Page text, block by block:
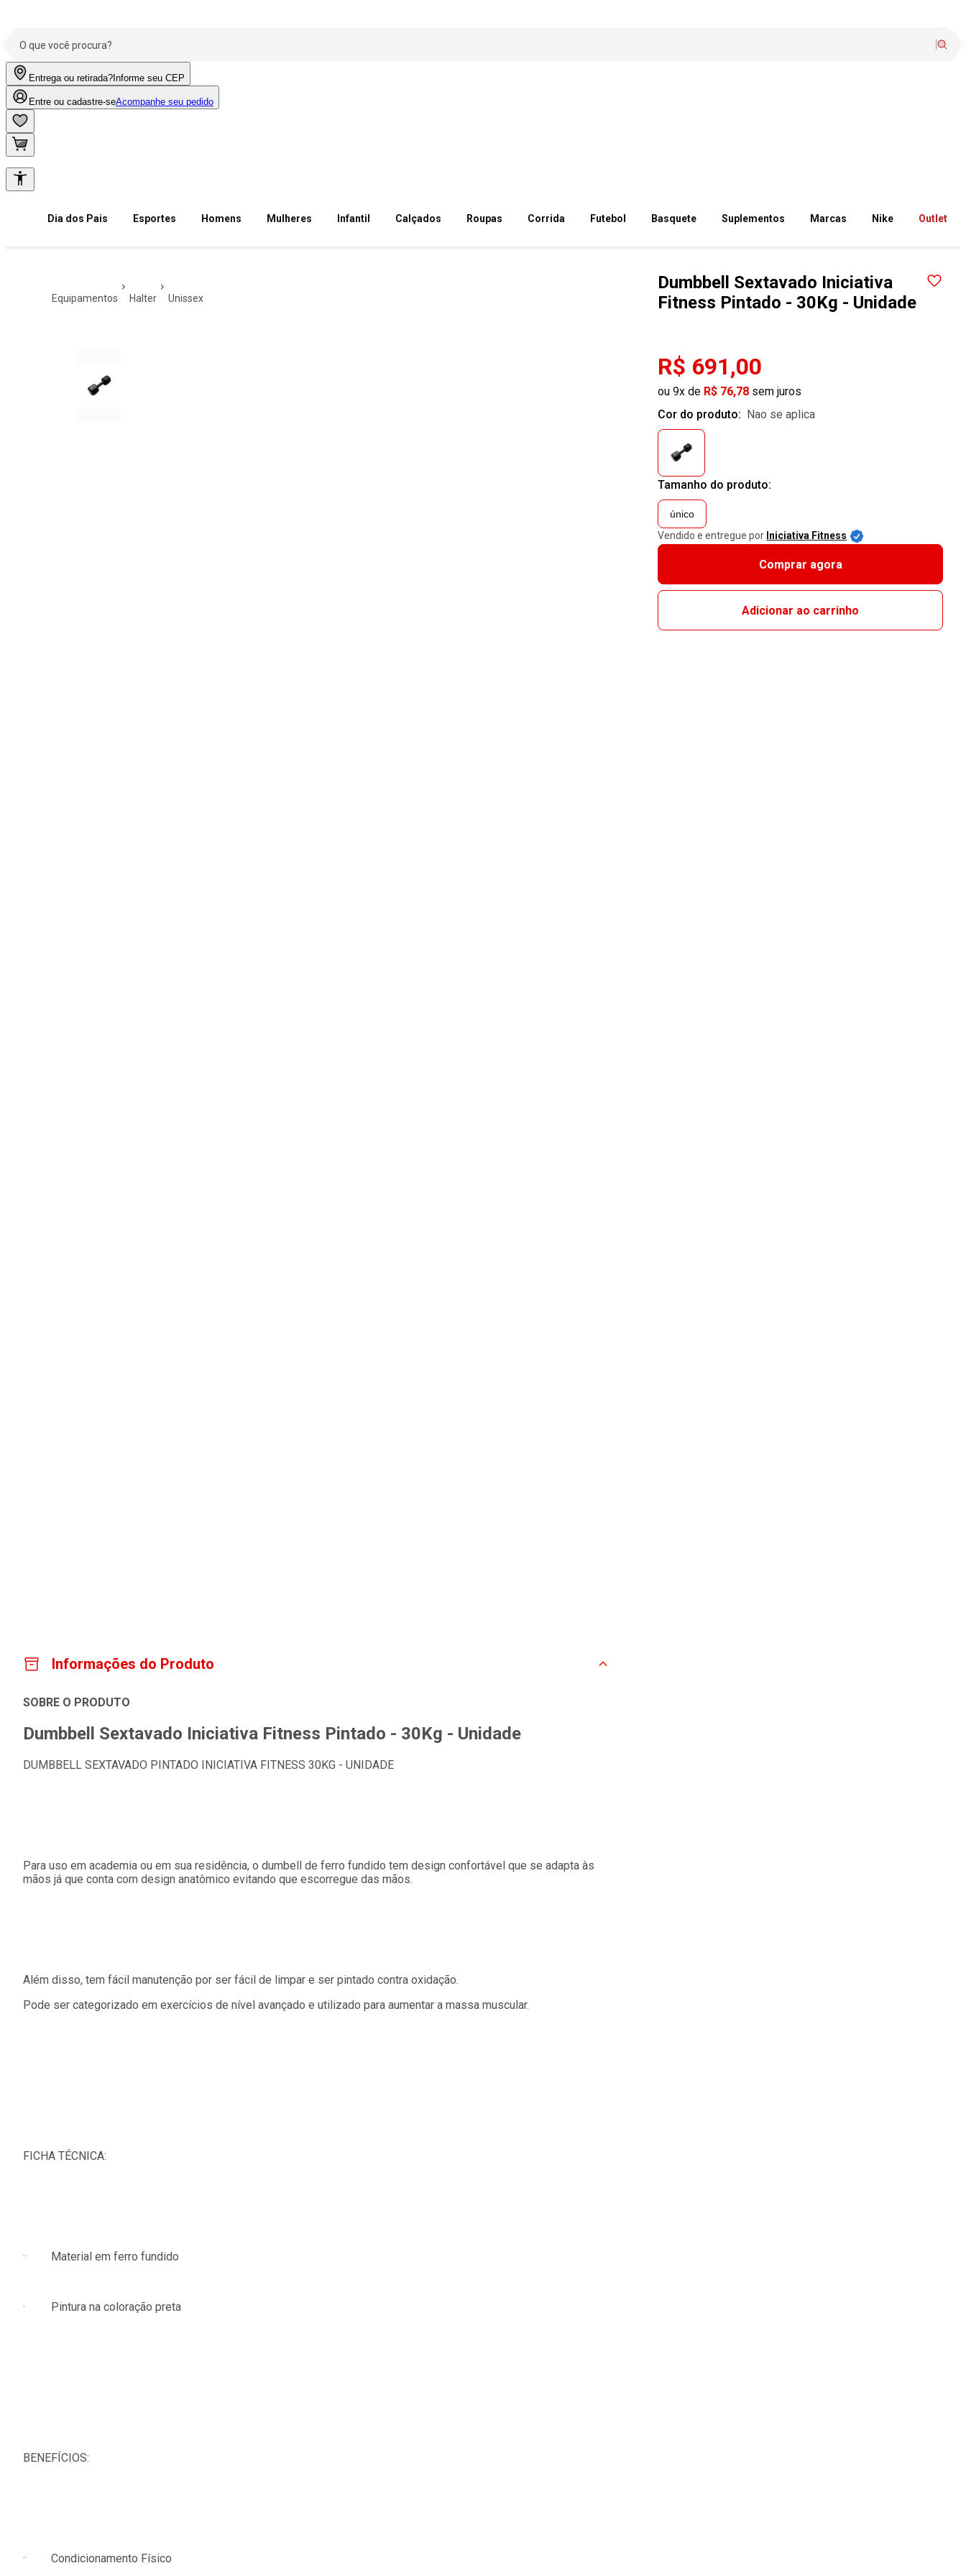
Entrega ou retirada? Informe seu CEP
Entre ou cadastre-seAcompanhe seu pedido
Dia dos Pais Esportes Homens Mulheres Infantil Calçados Roupas Corrida Futebol Basquete Suplementos Marcas Nike Outlet
equipamentos halter unissex
Dumbbell Sextavado Iniciativa
Fitness Pintado - 30Kg - Unidade
R$ 691,00
ou 9x de R$ 76,78 sem juros
Cor do produto:
nao se aplica
Tamanho do produto:
único
Vendido e entregue por Iniciativa Fitness
Comprar agora
Adicionar ao carrinho
Informações do Produto
SOBRE O PRODUTO
Dumbbell Sextavado Iniciativa Fitness Pintado - 30Kg - Unidade
DUMBBELL SEXTAVADO PINTADO INICIATIVA FITNESS 30KG - UNIDADE
Para uso em academia ou em sua residência, o dumbell de ferro fundido tem design confortável que se adapta às
mãos já que conta com design anatômico evitando que escorregue das mãos.
Além disso, tem fácil manutenção por ser fácil de limpar e ser pintado contra oxidação.
Pode ser categorizado em exercícios de nível avançado e utilizado para aumentar a massa muscular.
FICHA TÉCNICA:
· Material em ferro fundido
· Pintura na coloração preta
BENEFÍCIOS:
· Condicionamento Físico